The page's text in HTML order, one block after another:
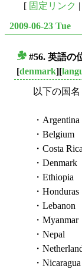
[ 固定リンク |
2009-06-23 Tue
#56. 英語の
[denmark][
以下の国名
・Argentina
・Belgium
・Costa
・Denmark
・Ethiopia
・Honduras
・Lebanon
・Myanmar
・Nepal
・
・Nicaragua